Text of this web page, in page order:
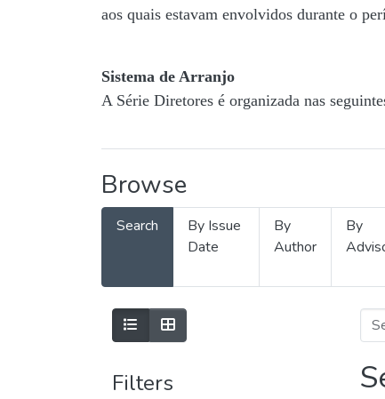
aos quais estavam envolvidos durante o
Sistema de Arranjo
A Série Diretores é organizada nas
Browse
Search
By Issue
Date
By
Author
By
Filters